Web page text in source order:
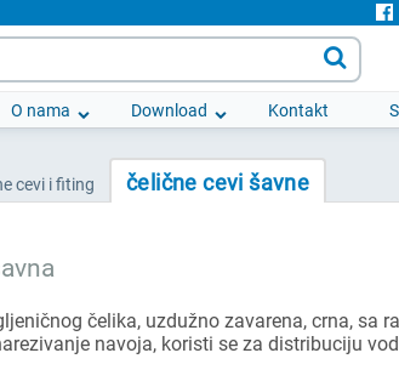
O nama Download Kontakt

cevi i fiting čelične cevi šavne
čelika, uzdužno zavarena, crna, sa
navoja, koristi se za distribuciju